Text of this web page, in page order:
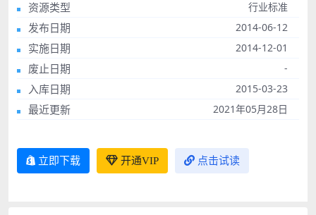
资源类型 行业标准
发布日期 2014-06-12
实施日期 2014-12-01
废止日期 -
入库日期 2015-03-23
最近更新 2021年05月28日
立即下载 开通VIP 点击试读